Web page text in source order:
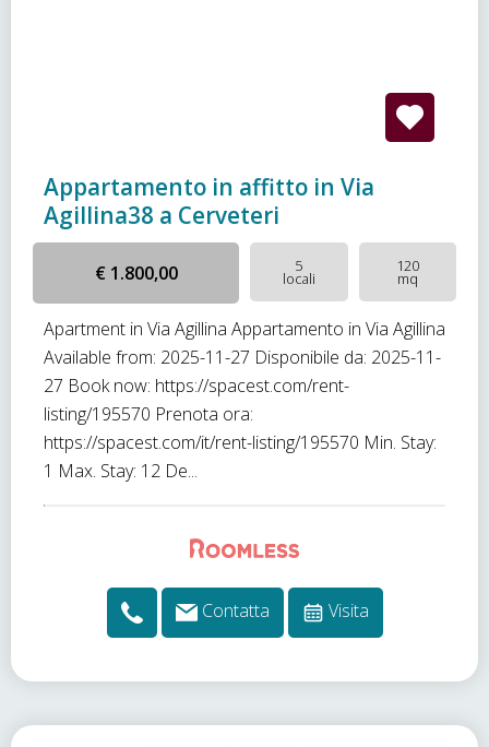
Appartamento in affitto in Via
Agillina38 a Cerveteri
€ 1.800,00 5
locali
120
mq
Apartment in Via Agillina Appartamento in Via Agillina
Available from: 2025-11-27 Disponibile da: 2025-11-
27 Book now: https://spacest.com/rent-
listing/195570 Prenota ora:
https://spacest.com/it/rent-listing/195570 Min. Stay:
1 Max. Stay: 12 De...
Contatta Visita